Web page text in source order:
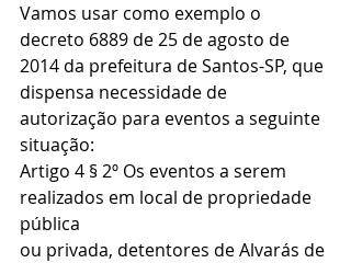
Vamos usar como exemplo o
decreto 6889 de 25 de agosto de
2014 da prefeitura de Santos-SP, que
dispensa necessidade de
autorização para eventos a seguinte
situação:
Artigo 4 § 2º Os eventos a serem
realizados em local de propriedade
pública
ou privada, detentores de Alvarás de